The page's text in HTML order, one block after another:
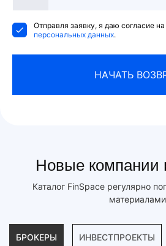
+1
Отправля заявку, я даю согласие на
персональных данных.
НАЧАТЬ
Новые компании
Каталог FinSpace регулярно
материалами
БРОКЕРЫ ИНВЕСТПРОЕКТЫ